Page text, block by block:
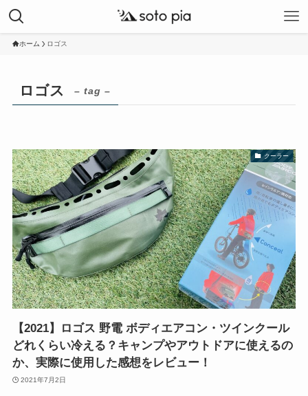
ホーム ロゴス
ロゴス – tag –
クーラー
【2021】ロゴス 野電 ボディエアコン・ツインクール
どれくらい冷える？キャンプやアウトドアに使えるの
か、実際に使用した感想をレビュー！
2021年7月2日